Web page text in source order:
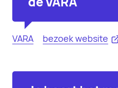
VARA bezoek website